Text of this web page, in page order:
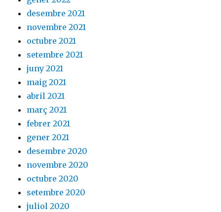
desembre 2021
novembre 2021
octubre 2021
setembre 2021
juny 2021
maig 2021
abril 2021
març 2021
febrer 2021
gener 2021
desembre 2020
novembre 2020
octubre 2020
setembre 2020
juliol 2020